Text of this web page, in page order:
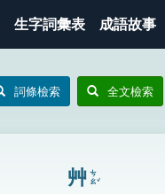
生字詞彙表 成語故事
詞條檢索 全文檢索
艸ㄘㄠˇ